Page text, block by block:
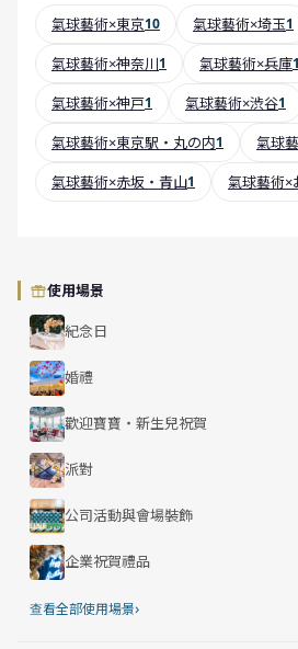
使用場景
紀念日
婚禮
歡迎寶寶・新生兒祝賀
派對
公司活動與會場裝飾
企業祝賀禮品
查看全部使用場景›
氣球藝術×東京10 氣球藝術×埼玉1
氣球藝術×神奈川1 氣球藝術×兵庫1
氣球藝術×神戸1 氣球藝術×渋谷1
氣球藝術×東京駅・丸の内1 氣球
氣球藝術×赤坂・青山1 氣球藝術×